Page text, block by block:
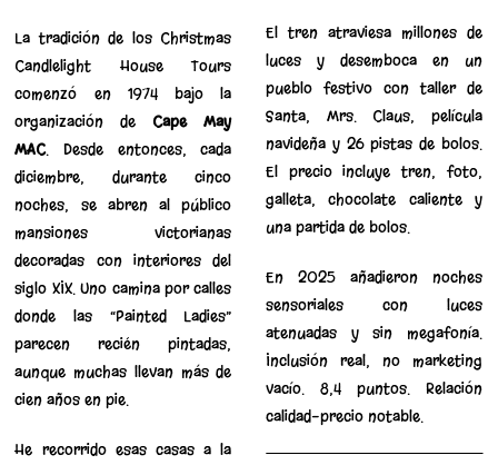
La tradición de los Christmas
Candlelight House Tours
comenzó en 1974 bajo la
organización de Cape May
MAC. Desde entonces, cada
diciembre, durante cinco
noches, se abren al público
mansiones victorianas
decoradas con interiores del
siglo XIX. Uno camina por calles
donde las “Painted Ladies”
parecen recién pintadas,
aunque muchas llevan más de
cien años en pie.
He recorrido esas casas a la
El tren atraviesa millones de
luces y desemboca en un
pueblo festivo con taller de
Santa, Mrs. Claus, película
navideña y 26 pistas de bolos.
El precio incluye tren, foto,
galleta, chocolate caliente y
una partida de bolos.
En 2025 añadieron noches
sensoriales con luces
atenuadas y sin megafonía.
Inclusión real, no marketing
vacío. 8,4 puntos. Relación
calidad-precio notable.